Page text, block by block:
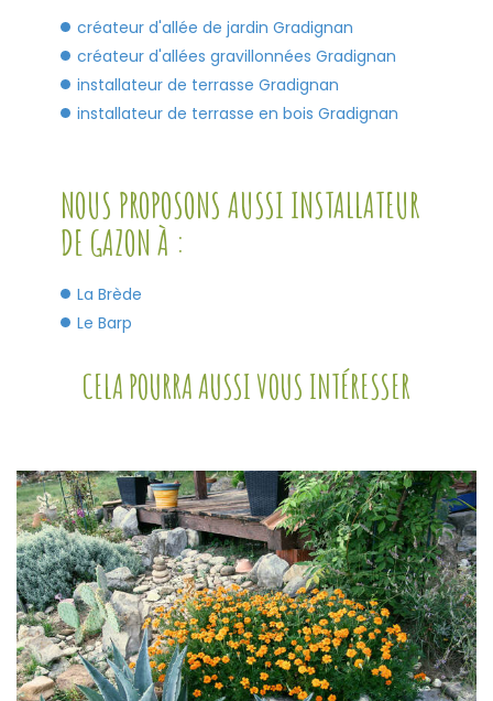
créateur d'allée de jardin Gradignan
créateur d'allées gravillonnées Gradignan
installateur de terrasse Gradignan
installateur de terrasse en bois Gradignan
NOUS PROPOSONS AUSSI INSTALLATEUR
DE GAZON À :
La Brède
Le Barp
CELA POURRA AUSSI VOUS INTÉRESSER